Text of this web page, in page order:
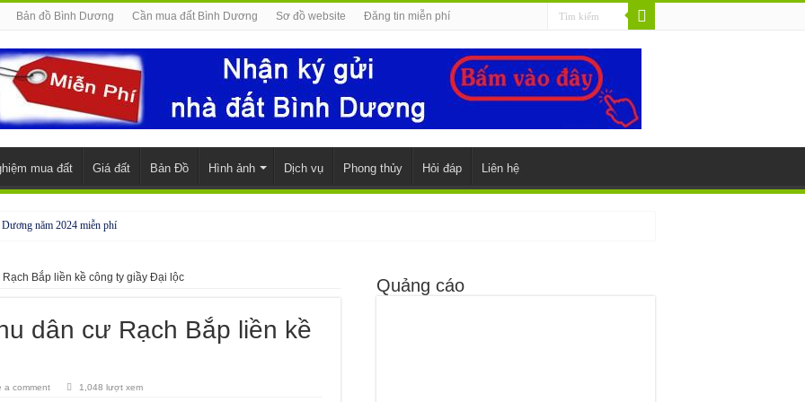
Bản đồ Bình Dương Cần mua đất Bình Dương Sơ đồ website Đăng tin miễn phí
mua đất Giá đất Bản Đồ Hình ảnh Dịch vụ Phong thủy Hỏi đáp Liên hệ
năm 2024 miễn phí
PhướcBắp liền kề công ty giầy Đại lộc
dân cư Rạch Bắp liền kề
a comment 1,048 lượt xem
Quảng cáo